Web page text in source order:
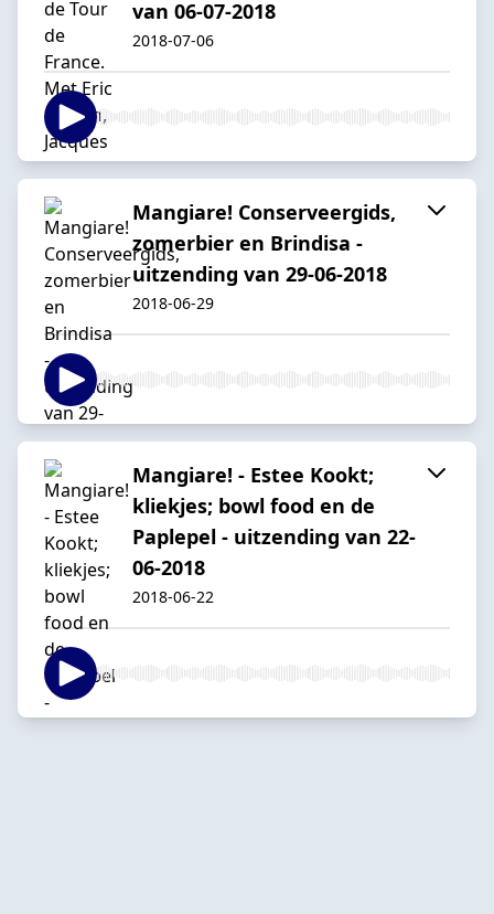
van 06-07-2018
2018-07-06
Mangiare! Conserveergids,
zomerbier en Brindisa -
uitzending van 29-06-2018
2018-06-29
Mangiare! - Estee Kookt;
kliekjes; bowl food en de
Paplepel - uitzending van 22-
06-2018
2018-06-22